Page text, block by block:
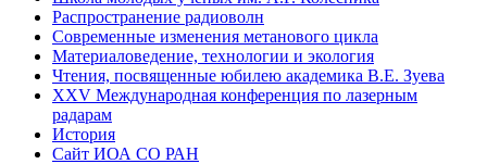
Распространение радиоволн
Современные изменения метанового цикла
Материаловедение, технологии и экология
Чтения, посвященные юбилею академика В.Е. Зуева
XXV Международная конференция по лазерным
радарам
История
Сайт ИОА СО РАН